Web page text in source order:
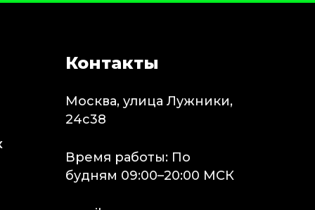
Контакты
Москва, улица Лужники,
24с38
Время работы: По
будням 09:00–20:00 МСК